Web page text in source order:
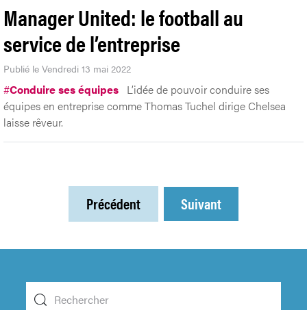
Manager United: le football au
service de l’entreprise
Publié le Vendredi 13 mai 2022
#Conduire ses équipes L’idée de pouvoir conduire ses
équipes en entreprise comme Thomas Tuchel dirige Chelsea
laisse rêveur.
Précédent Suivant